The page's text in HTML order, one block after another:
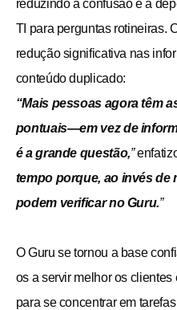
reduzindo a confusão e a
TI para perguntas rotineiras.
redução significativa nas
conteúdo duplicado:
“Mais pessoas agora têm
pontuais—em vez de
é a grande questão,”
tempo porque, ao invés de
podem verificar no Guru.”
O Guru se tornou a base
os a servir melhor os clientes
para se concentrar em